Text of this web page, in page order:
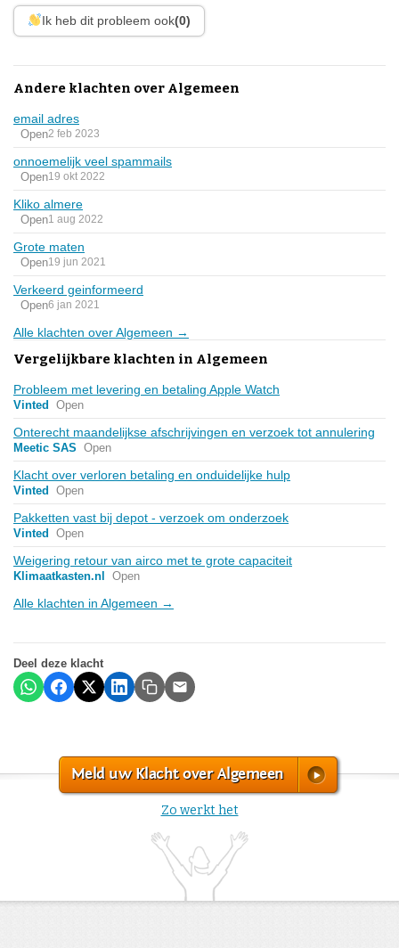
Ik heb dit probleem ook(0)
Andere klachten over Algemeen
email adres
Open2 feb 2023
onnoemelijk veel spammails
Open19 okt 2022
Kliko almere
Open1 aug 2022
Grote maten
Open19 jun 2021
Verkeerd geinformeerd
Open6 jan 2021
Alle klachten over Algemeen →
Vergelijkbare klachten in Algemeen
Probleem met levering en betaling Apple Watch
Vinted Open
Onterecht maandelijkse afschrijvingen en verzoek tot annulering
Meetic SAS Open
Klacht over verloren betaling en onduidelijke hulp
Vinted Open
Pakketten vast bij depot - verzoek om onderzoek
Vinted Open
Weigering retour van airco met te grote capaciteit
Klimaatkasten.nl Open
Alle klachten in Algemeen →
Deel deze klacht
Meld uw Klacht over Algemeen
Zo werkt het